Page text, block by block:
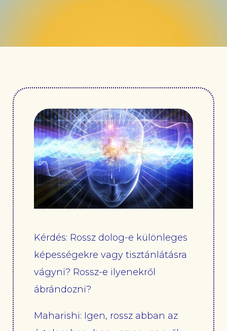
Kérdés: Rossz dolog-e különleges
képességekre vagy tisztánlátásra
vágyni? Rossz-e ilyenekről
ábrándozni?
Maharishi: Igen, rossz abban az